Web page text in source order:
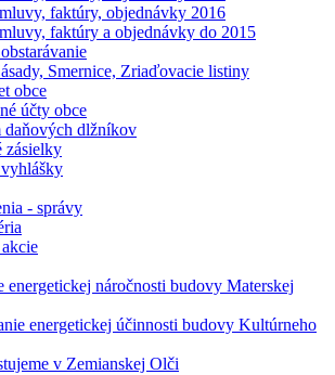
faktúry, objednávky 2016
faktúry a objednávky do 2015
Smernice, Zriaďovacie listiny
obce
účty obce
daňových dlžníkov
zásielky
- správy
energetickej náročnosti budovy Materskej
energetickej účinnosti budovy Kultúrneho
v Zemianskej Olči